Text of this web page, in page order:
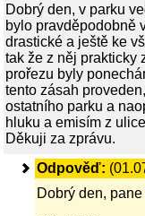
Dobrý den, v parku
bylo pravděpodobně
drastické a ještě ke
tak že z něj prakticky
prořezu byly
tento zásah
ostatního parku a
hluku a emisím z
Děkuji za zprávu.
Odpověď:
Dobrý den,